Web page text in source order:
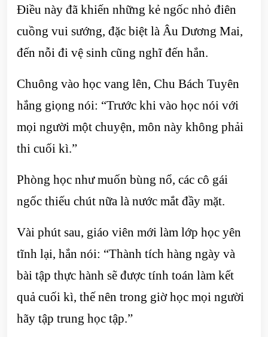
Điều này đã khiến những kẻ ngốc nhỏ điên
cuồng vui sướng, đặc biệt là Âu Dương Mai,
đến nỗi đi vệ sinh cũng nghĩ đến hắn.
Chuông vào học vang lên, Chu Bách Tuyên
hắng giọng nói: “Trước khi vào học nói với
mọi người một chuyện, môn này không phải
thi cuối kì.”
Phòng học như muốn bùng nổ, các cô gái
ngốc thiếu chút nữa là nước mắt đầy mặt.
Vài phút sau, giáo viên mới làm lớp học yên
tĩnh lại, hắn nói: “Thành tích hàng ngày và
bài tập thực hành sẽ được tính toán làm kết
quả cuối kì, thế nên trong giờ học mọi người
hãy tập trung học tập.”